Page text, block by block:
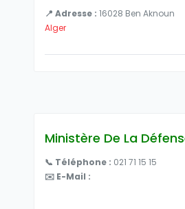
📍 Adresse : 16028 Ben Aknoun
Alger
Ministère De La
📞 Téléphone : 021 71 15 15
✉️ E-Mail :